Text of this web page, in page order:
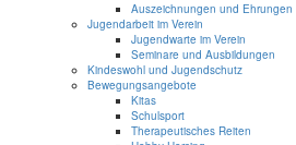
Auszeichnungen und Ehrungen
Jugendarbeit im Verein
Jugendwarte im Verein
Seminare und Ausbildungen
Kindeswohl und Jugendschutz
Bewegungsangebote
Kitas
Schulsport
Therapeutisches Reiten